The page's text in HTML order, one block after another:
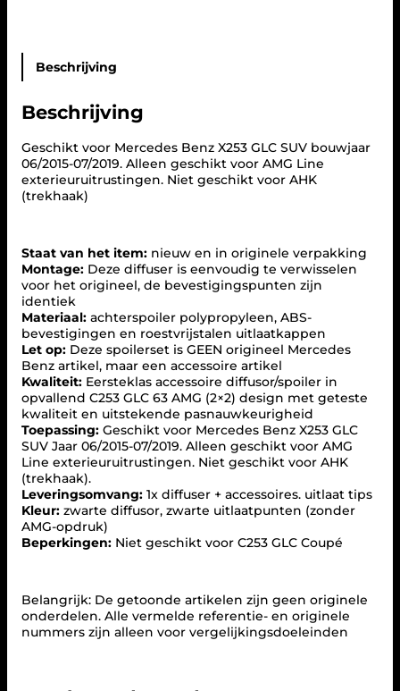
C
K
a
s
e
S
U
f
f
u
s
e
r
+
u
i
t
l
a
a
t
s
t
u
k
k
(
Z
W
Beschrijving
Beschrijving
Geschikt voor Mercedes Benz X253 GLC SUV bouwjaar
06/2015-07/2019. Alleen geschikt voor AMG Line
exterieuruitrustingen. Niet geschikt voor AHK
(trekhaak)
Staat van het item: nieuw en in originele verpakking
Montage: Deze diffuser is eenvoudig te verwisselen
voor het origineel, de bevestigingspunten zijn
identiek
Materiaal: achterspoiler polypropyleen, ABS-
bevestigingen en roestvrijstalen uitlaatkappen
Let op: Deze spoilerset is GEEN origineel Mercedes
Benz artikel, maar een accessoire artikel
Kwaliteit: Eersteklas accessoire diffusor/spoiler in
opvallend C253 GLC 63 AMG (2×2) design met geteste
kwaliteit en uitstekende pasnauwkeurigheid
Toepassing: Geschikt voor Mercedes Benz X253 GLC
SUV Jaar 06/2015-07/2019. Alleen geschikt voor AMG
Line exterieuruitrustingen. Niet geschikt voor AHK
(trekhaak).
Leveringsomvang: 1x diffuser + accessoires. uitlaat tips
Kleur: zwarte diffusor, zwarte uitlaatpunten (zonder
AMG-opdruk)
Beperkingen: Niet geschikt voor C253 GLC Coupé
Belangrijk: De getoonde artikelen zijn geen originele
onderdelen. Alle vermelde referentie- en originele
nummers zijn alleen voor vergelijkingsdoeleinden